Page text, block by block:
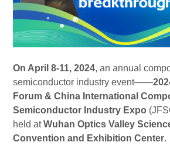
On April 8-11, 2024, an annual
semiconductor industry event——
Forum & China International
Semiconductor Industry Expo
held atWuhan Optics Valley
Convention and Exhibition Center.